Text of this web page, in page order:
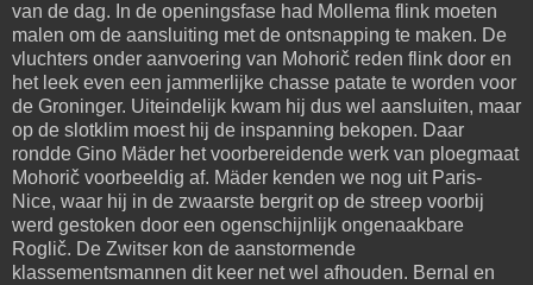
van de dag. In de openingsfase had Mollema flink moeten
malen om de aansluiting met de ontsnapping te maken. De
vluchters onder aanvoering van Mohorič reden flink door en
het leek even een jammerlijke chasse patate te worden voor
de Groninger. Uiteindelijk kwam hij dus wel aansluiten, maar
op de slotklim moest hij de inspanning bekopen. Daar
rondde Gino Mäder het voorbereidende werk van ploegmaat
Mohorič voorbeeldig af. Mäder kenden we nog uit Paris-
Nice, waar hij in de zwaarste bergrit op de streep voorbij
werd gestoken door een ogenschijnlijk ongenaakbare
Roglič. De Zwitser kon de aanstormende
klassementsmannen dit keer net wel afhouden. Bernal en